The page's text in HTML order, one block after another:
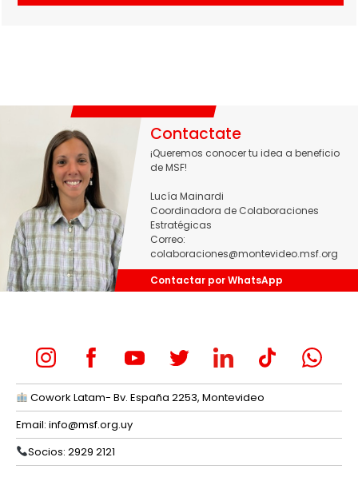
Contactate
¡Queremos conocer tu idea a beneficio
de MSF!
Lucía Mainardi
Coordinadora de Colaboraciones
Estratégicas
Correo:
colaboraciones@montevideo.msf.org
Contactar por WhatsApp
Cowork Latam- Bv. España 2253, Montevideo
Email: info@msf.org.uy
Socios: 2929 2121